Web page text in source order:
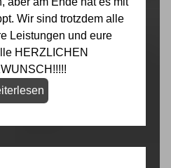
Wir sind trotzdem alle
Leistungen und eure
HERZLICHEN